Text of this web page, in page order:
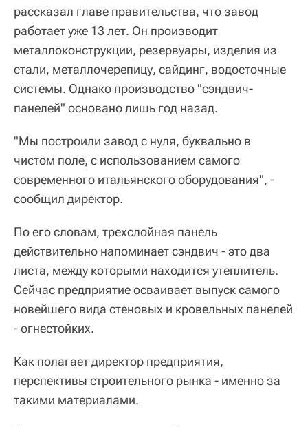
рассказал главе правительства, что завод
работает уже 13 лет. Он производит
металлоконструкции, резервуары, изделия из
стали, металлочерепицу, сайдинг, водосточные
системы. Однако производство "сэндвич-
панелей" основано лишь год назад.
"Мы построили завод с нуля, буквально в
чистом поле, с использованием самого
современного итальянского оборудования", -
сообщил директор.
По его словам, трехслойная панель
действительно напоминает сэндвич - это два
листа, между которыми находится утеплитель.
Сейчас предприятие осваивает выпуск самого
новейшего вида стеновых и кровельных панелей
- огнестойких.
Как полагает директор предприятия,
перспективы строительного рынка - именно за
такими материалами.